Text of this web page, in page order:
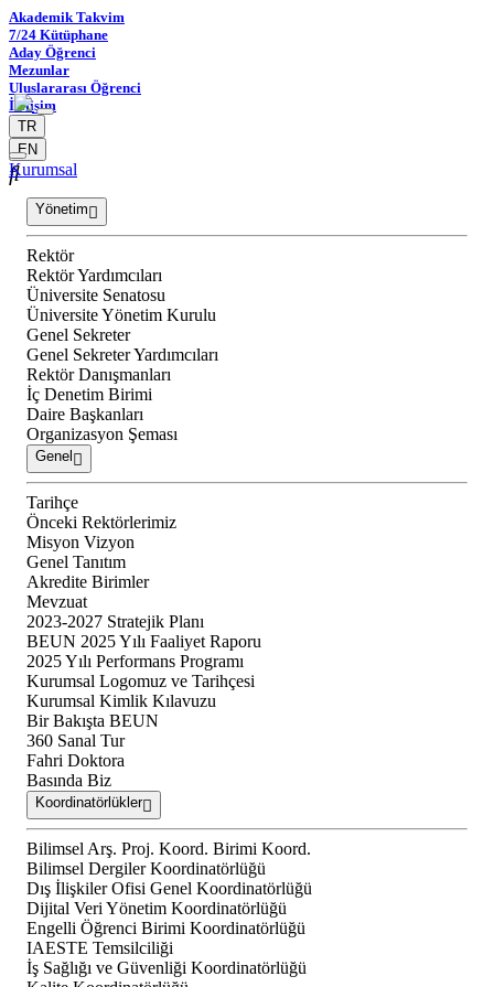
Akademik Takvim
7/24 Kütüphane
Aday Öğrenci
Mezunlar
Uluslararası Öğrenci
İletişim
TR
EN
Kurumsal
Yönetim
Rektör
Rektör Yardımcıları
Üniversite Senatosu
Üniversite Yönetim Kurulu
Genel Sekreter
Genel Sekreter Yardımcıları
Rektör Danışmanları
İç Denetim Birimi
Daire Başkanları
Organizasyon Şeması
Genel
Tarihçe
Önceki Rektörlerimiz
Misyon Vizyon
Genel Tanıtım
Akredite Birimler
Mevzuat
2023-2027 Stratejik Planı
BEUN 2025 Yılı Faaliyet Raporu
2025 Yılı Performans Programı
Kurumsal Logomuz ve Tarihçesi
Kurumsal Kimlik Kılavuzu
Bir Bakışta BEUN
360 Sanal Tur
Fahri Doktora
Basında Biz
Koordinatörlükler
Bilimsel Arş. Proj. Koord. Birimi Koord.
Bilimsel Dergiler Koordinatörlüğü
Dış İlişkiler Ofisi Genel Koordinatörlüğü
Dijital Veri Yönetim Koordinatörlüğü
Engelli Öğrenci Birimi Koordinatörlüğü
IAESTE Temsilciliği
İş Sağlığı ve Güvenliği Koordinatörlüğü